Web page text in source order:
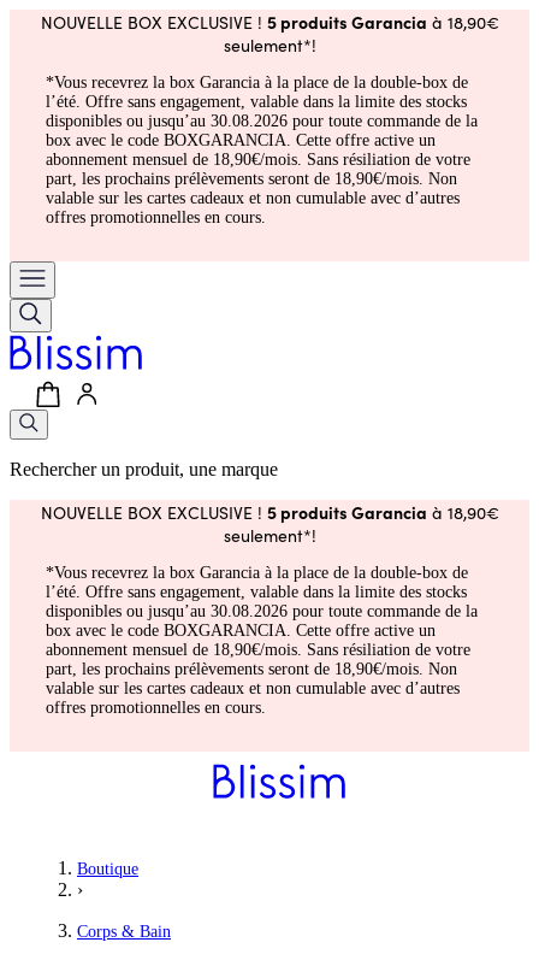
NOUVELLE BOX EXCLUSIVE ! 5 produits Garancia à 18,90€
seulement*!
*Vous recevrez la box Garancia à la place de la double-box de
l’été. Offre sans engagement, valable dans la limite des stocks
disponibles ou jusqu’au 30.08.2026 pour toute commande de la
box avec le code BOXGARANCIA. Cette offre active un
abonnement mensuel de 18,90€/mois. Sans résiliation de votre
part, les prochains prélèvements seront de 18,90€/mois. Non
valable sur les cartes cadeaux et non cumulable avec d’autres
offres promotionnelles en cours.
Rechercher un produit, une marque
NOUVELLE BOX EXCLUSIVE ! 5 produits Garancia à 18,90€
seulement*!
*Vous recevrez la box Garancia à la place de la double-box de
l’été. Offre sans engagement, valable dans la limite des stocks
disponibles ou jusqu’au 30.08.2026 pour toute commande de la
box avec le code BOXGARANCIA. Cette offre active un
abonnement mensuel de 18,90€/mois. Sans résiliation de votre
part, les prochains prélèvements seront de 18,90€/mois. Non
valable sur les cartes cadeaux et non cumulable avec d’autres
offres promotionnelles en cours.
Boutique
›
Corps & Bain